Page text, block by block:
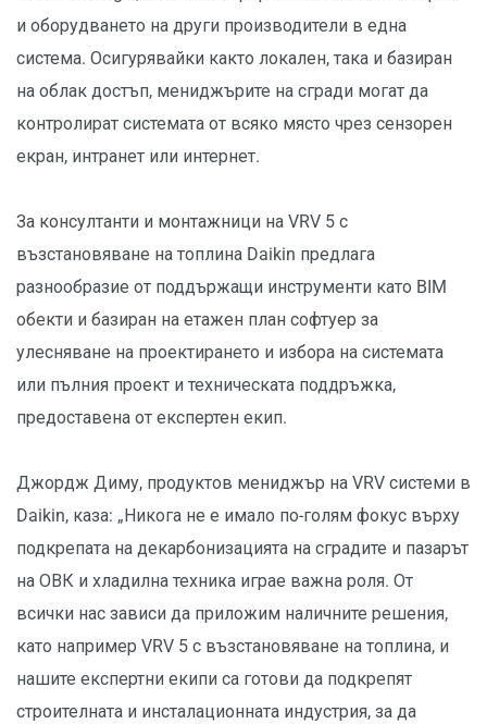
и оборудването на други производители в една
система. Осигурявайки както локален, така и базиран
на облак достъп, мениджърите на сгради могат да
контролират системата от всяко място чрез сензорен
екран, интранет или интернет.
За консултанти и монтажници на VRV 5 с
възстановяване на топлина Daikin предлага
разнообразие от поддържащи инструменти като BIM
обекти и базиран на етажен план софтуер за
улесняване на проектирането и избора на системата
или пълния проект и техническата поддръжка,
предоставена от експертен екип.
Джордж Диму, продуктов мениджър на VRV системи в
Daikin, каза: „Никога не е имало по-голям фокус върху
подкрепата на декарбонизацията на сградите и пазарът
на ОВК и хладилна техника играе важна роля. От
всички нас зависи да приложим наличните решения,
като например VRV 5 с възстановяване на топлина, и
нашите експертни екипи са готови да подкрепят
строителната и инсталационната индустрия, за да